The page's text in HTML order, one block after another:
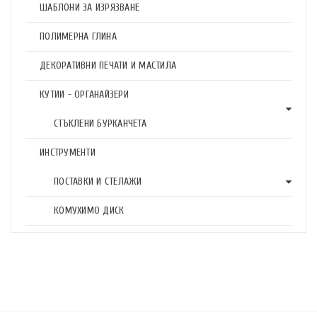
ШАБЛОНИ ЗА ИЗРЯЗВАНЕ
ПОЛИМЕРНА ГЛИНА
ДЕКОРАТИВНИ ПЕЧАТИ И МАСТИЛА
КУТИИ - ОРГАНАЙЗЕРИ
СТЪКЛЕНИ БУРКАНЧЕТА
ИНСТРУМЕНТИ
ПОСТАВКИ И СТЕЛАЖИ
КОМУХИМО ДИСК